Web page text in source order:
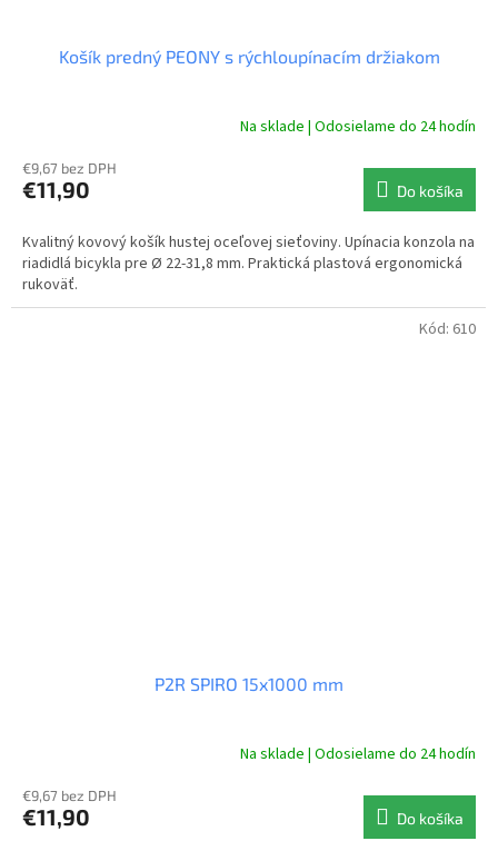
Košík predný PEONY s rýchloupínacím držiakom
Na sklade | Odosielame do 24 hodín
€9,67 bez DPH
€11,90 Do košíka
Kvalitný kovový košík hustej oceľovej sieťoviny. Upínacia konzola na
riadidlá bicykla pre Ø 22-31,8 mm. Praktická plastová ergonomická
rukoväť.
P2R SPIRO 15x1000 mm
Na sklade | Odosielame do 24 hodín
€9,67 bez DPH
€11,90 Do košíka
Kód: 610